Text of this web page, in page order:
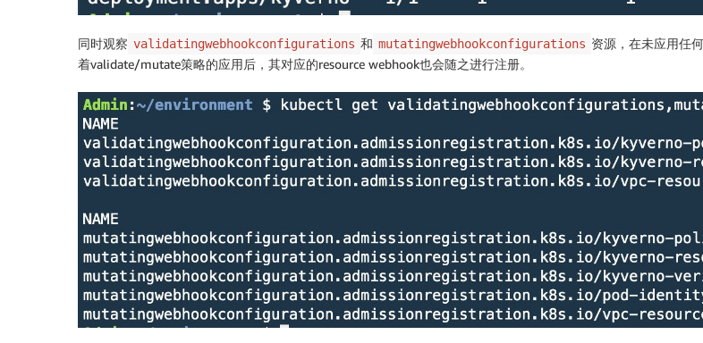
同时观察 validatingwebhookconfigurations 和 mutatingwebhookconfigurations 资源，在未应用任
着validate/mutate策略的应用后，其对应的resource webhook也会随之进行注册。